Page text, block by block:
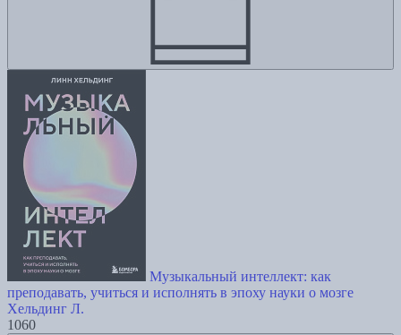
Музыкальный интеллект: как
преподавать, учиться и исполнять в эпоху науки о мозге
Хельдинг Л.
1060